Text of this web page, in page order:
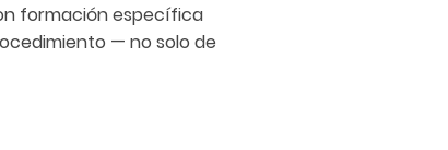
formación específica
— no solo de